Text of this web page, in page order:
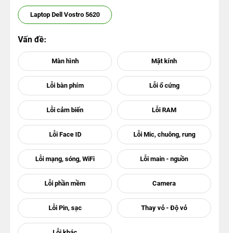
Laptop Dell Vostro 5620
Vấn đề: